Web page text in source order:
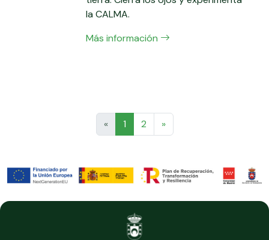
la CALMA.
Más información
« 1 2 »